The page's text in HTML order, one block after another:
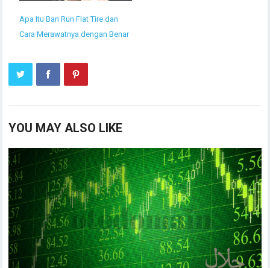
Apa Itu Ban Run Flat Tire dan
Cara Merawatnya dengan Benar
YOU MAY ALSO LIKE